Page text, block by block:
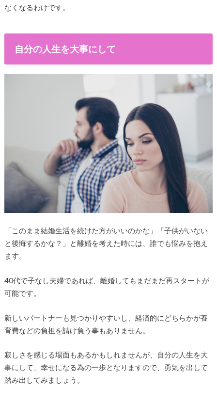
なくなるわけです。
自分の人生を大事にして
「このまま結婚生活を続けた方がいいのかな」「子供がいない
と後悔するかな？」と離婚を考えた時には、誰でも悩みを抱え
ます。
40代で子なし夫婦であれば、離婚してもまだまだ再スタートが
可能です。
新しいパートナーも見つかりやすいし、経済的にどちらかが養
育費などの負担を請け負う事もありません。
寂しさを感じる場面もあるかもしれませんが、自分の人生を大
事にして、幸せになる為の一歩となりますので、勇気を出して
踏み出してみましょう。